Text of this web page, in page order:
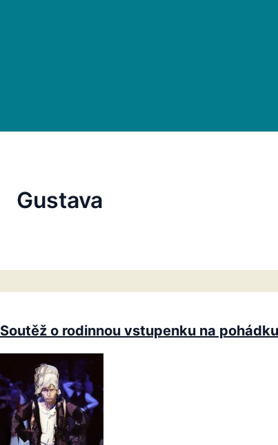
Gustava
Soutěž o rodinnou vstupenku na